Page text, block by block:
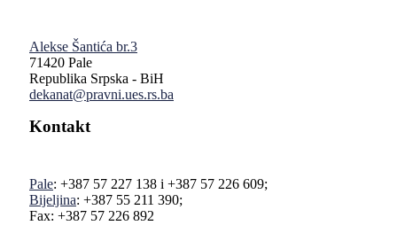
Alekse Šantića br.3
71420 Pale
Republika Srpska - BiH
dekanat@pravni.ues.rs.ba
Kontakt
Pale: +387 57 227 138 i +387 57 226 609;
Bijeljina: +387 55 211 390;
Fax: +387 57 226 892